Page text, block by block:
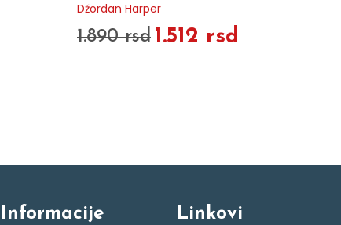
Džordan Harper
1.890 rsd 1.512 rsd
Informacije Linkovi